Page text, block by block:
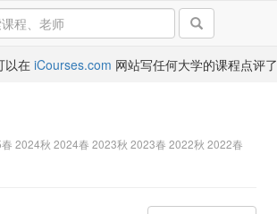
以在 iCourses.com 网站写任何大学的课程点评了
2024秋 2024春 2023秋 2023春 2022秋 2022春